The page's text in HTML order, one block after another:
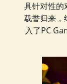
具针对性的
载誉归来，
入了PC